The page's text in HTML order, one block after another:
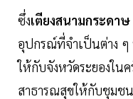
ซึ่งเตียงสนามกระดาษ
อุปกรณ์ที่จำเป็นต่าง ๆ
ให้กับจังหวัดระยองใน
สาธารณสุขให้กับชุม